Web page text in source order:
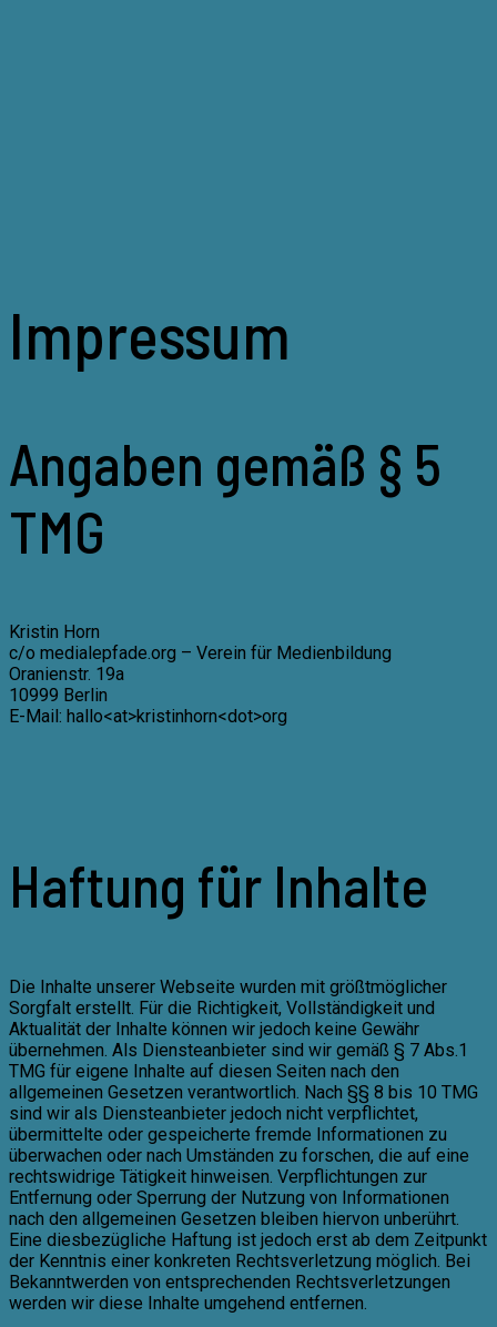
Impressum
Angaben gemäß § 5
TMG
Kristin Horn
c/o medialepfade.org – Verein für Medienbildung
Oranienstr. 19a
10999 Berlin
E-Mail: hallo<at>kristinhorn<dot>org
Haftung für Inhalte
Die Inhalte unserer Webseite wurden mit größtmöglicher
Sorgfalt erstellt. Für die Richtigkeit, Vollständigkeit und
Aktualität der Inhalte können wir jedoch keine Gewähr
übernehmen. Als Diensteanbieter sind wir gemäß § 7 Abs.1
TMG für eigene Inhalte auf diesen Seiten nach den
allgemeinen Gesetzen verantwortlich. Nach §§ 8 bis 10 TMG
sind wir als Diensteanbieter jedoch nicht verpflichtet,
übermittelte oder gespeicherte fremde Informationen zu
überwachen oder nach Umständen zu forschen, die auf eine
rechtswidrige Tätigkeit hinweisen. Verpflichtungen zur
Entfernung oder Sperrung der Nutzung von Informationen
nach den allgemeinen Gesetzen bleiben hiervon unberührt.
Eine diesbezügliche Haftung ist jedoch erst ab dem Zeitpunkt
der Kenntnis einer konkreten Rechtsverletzung möglich. Bei
Bekanntwerden von entsprechenden Rechtsverletzungen
werden wir diese Inhalte umgehend entfernen.